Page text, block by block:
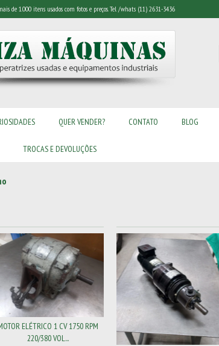
de 1.000 itens usados com fotos e preços. Tel /whats (11) 2631-3436
QUER VENDER? CONTATO BLOG
TROCAS E DEVOLUÇÕES
ELÉTRICO 1 CV 1750 RPM
220/380 VOL...